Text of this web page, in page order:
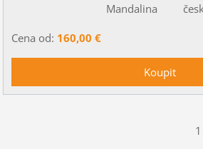
Mandalina
Cena od: 160,00 €
1